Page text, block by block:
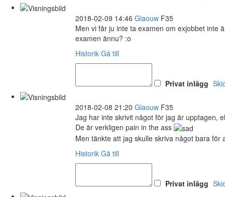
2018-02-09 14:46 Glaouw F35
Men vi får ju inte ta examen om exjobbet inte
examen ännu? :o
Historik Gå till
Privat inlägg
2018-02-08 21:20 Glaouw F35
Jag har inte skrivit något för jag är upptagen,
De är verkligen pain in the ass
Men tänkte att jag skulle skriva något bara för
Historik Gå till
Privat inlägg